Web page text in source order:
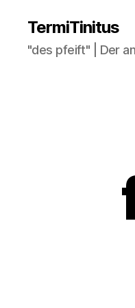
TermiTinitus
"des pfeift" | Der